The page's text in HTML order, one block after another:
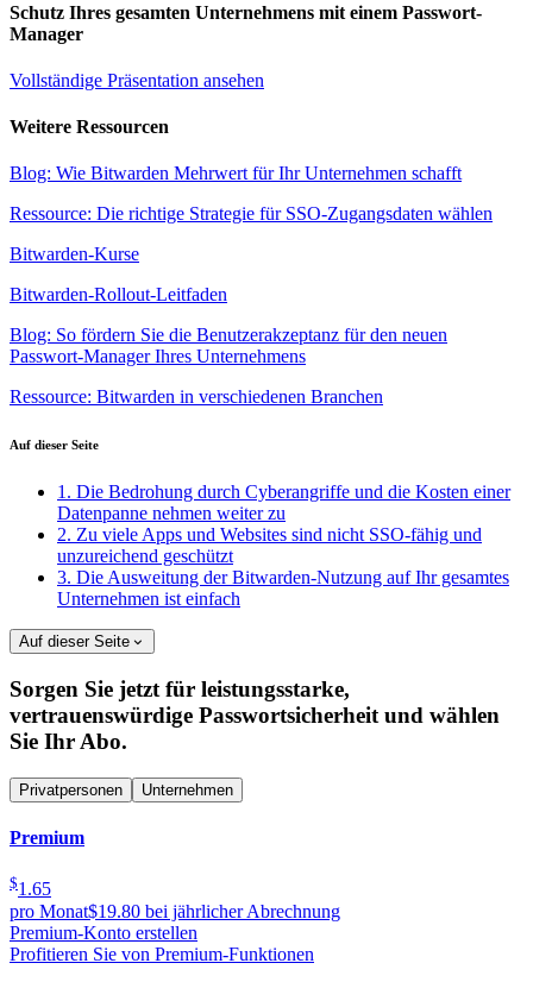
Schutz Ihres gesamten Unternehmens mit einem Passwort-
Manager
Vollständige Präsentation ansehen
Weitere Ressourcen
Blog: Wie Bitwarden Mehrwert für Ihr Unternehmen schafft
Ressource: Die richtige Strategie für SSO-Zugangsdaten wählen
Bitwarden-Kurse
Bitwarden-Rollout-Leitfaden
Blog: So fördern Sie die Benutzerakzeptanz für den neuen
Passwort-Manager Ihres Unternehmens
Ressource: Bitwarden in verschiedenen Branchen
Auf dieser Seite
1. Die Bedrohung durch Cyberangriffe und die Kosten einer
Datenpanne nehmen weiter zu
2. Zu viele Apps und Websites sind nicht SSO-fähig und
unzureichend geschützt
3. Die Ausweitung der Bitwarden-Nutzung auf Ihr gesamtes
Unternehmen ist einfach
Auf dieser Seite
Sorgen Sie jetzt für leistungsstarke,
vertrauenswürdige Passwortsicherheit und wählen
Sie Ihr Abo.
Privatpersonen Unternehmen
Premium
$1.65
pro Monat$19.80 bei jährlicher Abrechnung
Premium-Konto erstellen
Profitieren Sie von Premium-Funktionen